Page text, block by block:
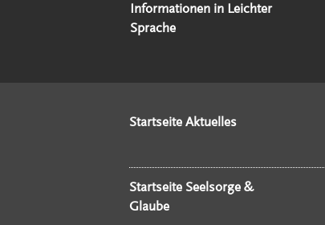
Informationen in Leichter
Sprache
Startseite Aktuelles
Startseite Seelsorge &
Glaube